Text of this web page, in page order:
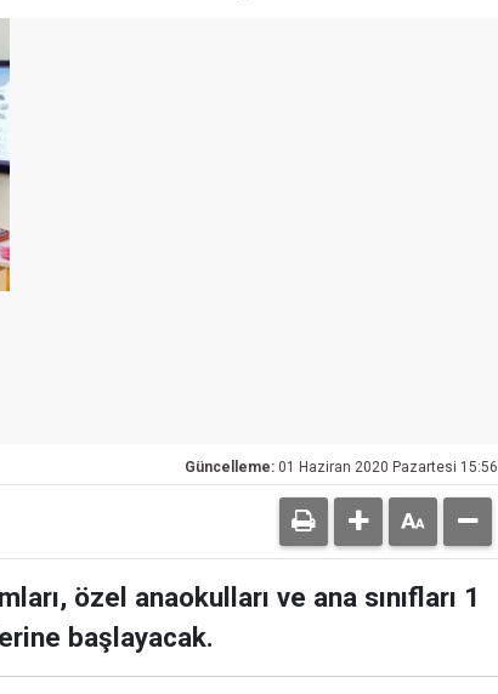
Güncelleme: 01 Haziran 2020 Pazartesi 15:56
özel anaokulları ve ana sınıfları 1
başlayacak.